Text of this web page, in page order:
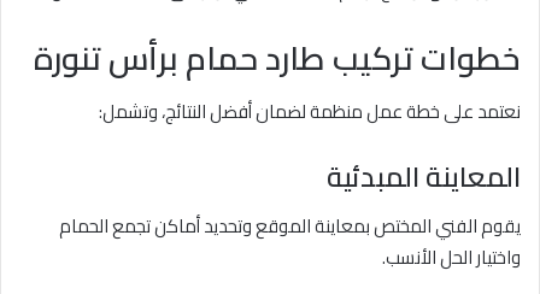
خطوات تركيب طارد حمام برأس تنورة
نعتمد على خطة عمل منظمة لضمان أفضل النتائج، وتشمل:
المعاينة المبدئية
يقوم الفني المختص بمعاينة الموقع وتحديد أماكن تجمع الحمام
واختيار الحل الأنسب.